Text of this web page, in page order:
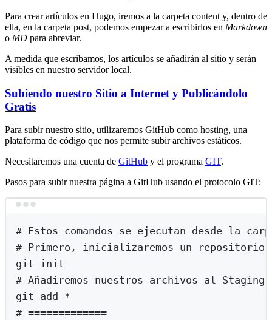
Para crear artículos en Hugo, iremos a la carpeta content y, dentro de
ella, en la carpeta post, podemos empezar a escribirlos en Markdown
o MD para abreviar.
A medida que escribamos, los artículos se añadirán al sitio y serán
visibles en nuestro servidor local.
Subiendo nuestro Sitio a Internet y Publicándolo
Gratis
Para subir nuestro sitio, utilizaremos GitHub como hosting, una
plataforma de código que nos permite subir archivos estáticos.
Necesitaremos una cuenta de GitHub y el programa GIT.
Pasos para subir nuestra página a GitHub usando el protocolo GIT:
# Estos comandos se ejecutan desde la
# Primero, inicializaremos un repositorio.
git init
# Añadiremos nuestros archivos al Staging
git add
*
# =============